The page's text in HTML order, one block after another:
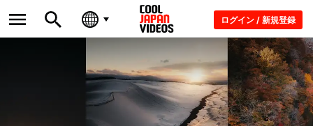
ログイン / 新規登録